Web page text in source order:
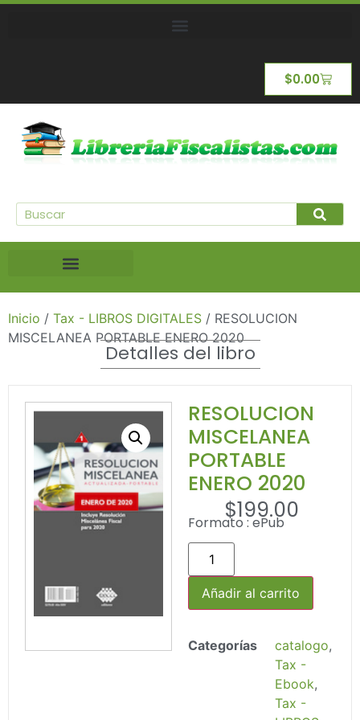
$0.00
Inicio / Tax - LIBROS DIGITALES / RESOLUCION
MISCELANEA PORTABLE ENERO 2020
Detalles del libro
RESOLUCION
MISCELANEA
PORTABLE
ENERO 2020
$199.00
Formato : ePub
Añadir al carrito
Categorías catalogo,
Tax -
Ebook,
Tax -